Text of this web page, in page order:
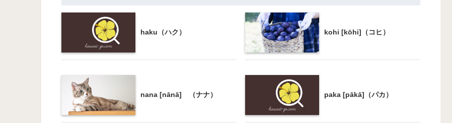
haku（ハク） kohi [kōhi]（コヒ）
nana [nānā] （ナナ） paka [pākā]（パカ）